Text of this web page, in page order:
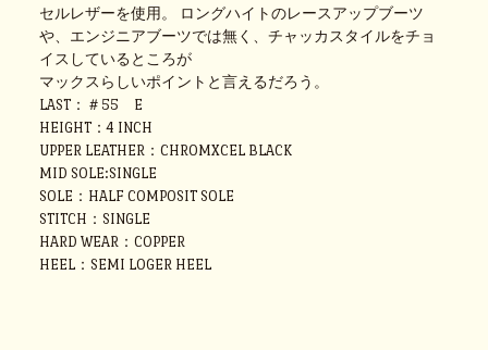
セルレザーを使用。 ロングハイトのレースアップブーツ
や、エンジニアブーツでは無く、チャッカスタイルをチョ
イスしているところが
マックスらしいポイントと言えるだろう。
LAST：＃55 E
HEIGHT：4 INCH
UPPER LEATHER：CHROMXCEL BLACK
MID SOLE:SINGLE
SOLE：HALF COMPOSIT SOLE
STITCH：SINGLE
HARD WEAR：COPPER
HEEL：SEMI LOGER HEEL